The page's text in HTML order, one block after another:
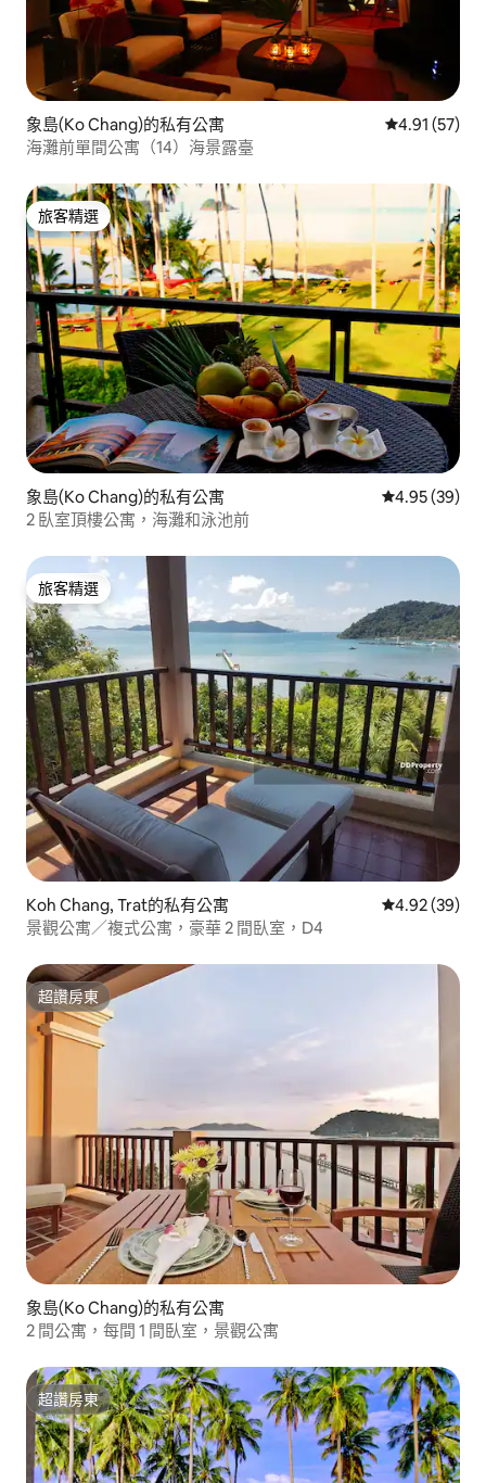
象島(Ko Chang)的私有公寓 從 57 則評價
4.91 (57)
海灘前單間公寓（14）海景露臺
旅客精選
旅客精選
象島(Ko Chang)的私有公寓 從 39 則評價
4.95 (39)
2 臥室頂樓公寓，海灘和泳池前
旅客精選
旅客精選
Koh Chang, Trat的私有公寓 從 39 則評價
4.92 (39)
景觀公寓／複式公寓，豪華 2 間臥室，D4
超讚房東
超讚房東
象島(Ko Chang)的私有公寓
2 間公寓，每間 1 間臥室，景觀公寓
超讚房東
超讚房東